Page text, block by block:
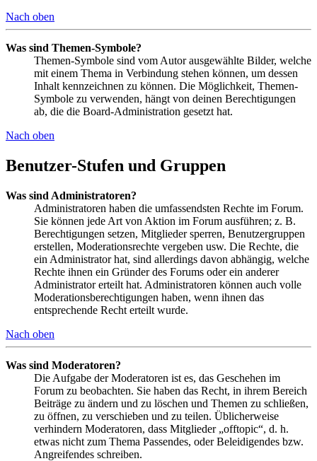
Nach oben
Was sind Themen-Symbole?
Themen-Symbole sind vom Autor ausgewählte Bilder, welche
mit einem Thema in Verbindung stehen können, um dessen
Inhalt kennzeichnen zu können. Die Möglichkeit, Themen-
Symbole zu verwenden, hängt von deinen Berechtigungen
ab, die die Board-Administration gesetzt hat.
Nach oben
Benutzer-Stufen und Gruppen
Was sind Administratoren?
Administratoren haben die umfassendsten Rechte im Forum.
Sie können jede Art von Aktion im Forum ausführen; z. B.
Berechtigungen setzen, Mitglieder sperren, Benutzergruppen
erstellen, Moderationsrechte vergeben usw. Die Rechte, die
ein Administrator hat, sind allerdings davon abhängig, welche
Rechte ihnen ein Gründer des Forums oder ein anderer
Administrator erteilt hat. Administratoren können auch volle
Moderationsberechtigungen haben, wenn ihnen das
entsprechende Recht erteilt wurde.
Nach oben
Was sind Moderatoren?
Die Aufgabe der Moderatoren ist es, das Geschehen im
Forum zu beobachten. Sie haben das Recht, in ihrem Bereich
Beiträge zu ändern und zu löschen und Themen zu schließen,
zu öffnen, zu verschieben und zu teilen. Üblicherweise
verhindern Moderatoren, dass Mitglieder „offtopic“, d. h.
etwas nicht zum Thema Passendes, oder Beleidigendes bzw.
Angreifendes schreiben.